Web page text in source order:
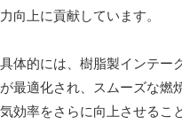
力向上に貢献しています。
具体的には、樹脂製インテー
が最適化され、スムーズな燃
気効率をさらに向上させるこ